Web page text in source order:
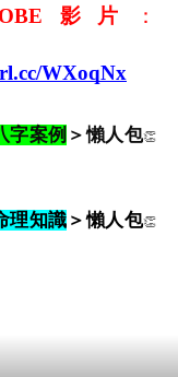
影片
：
WXoqNx
字案例 ＞懶人包👏
理知識 ＞懶人包👏